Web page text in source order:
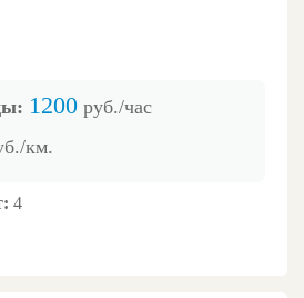
1200 руб./час
км.
4